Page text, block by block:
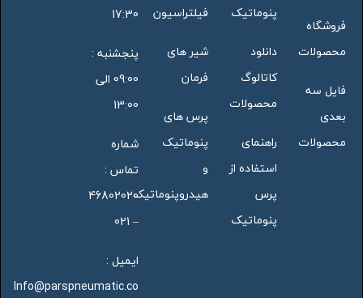
فروشگاه
محصولات
فایل سه
بعدی
محصولات
پنوماتیک
دانلود
کاتالوگ
محصولات
راهنمای
استفاده از
پرس
پنوماتیک
فیلتراسیون
شیر های
فرمان
پرس های
پنوماتیک
و
هیدروپنوماتیک
17:30
پنجشنبه :
09:00 الی
13:00
شماره
تماس :
46802020
– 021
ایمیل :
Info@parspneumatic.co